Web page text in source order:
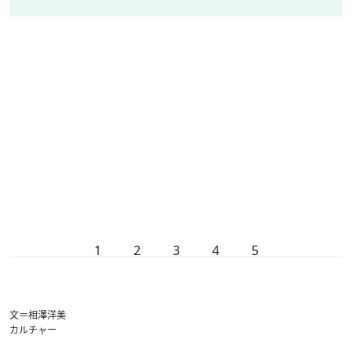
1 2 3 4 5
文＝相澤洋美
カルチャー